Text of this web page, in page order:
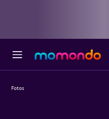
Fotos